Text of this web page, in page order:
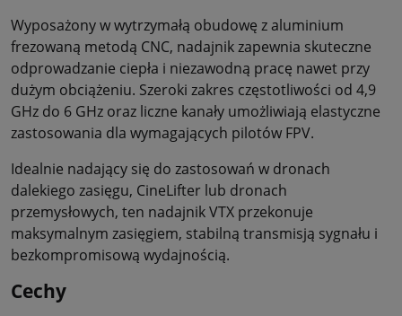
Wyposażony w wytrzymałą obudowę z aluminium
frezowaną metodą CNC, nadajnik zapewnia skuteczne
odprowadzanie ciepła i niezawodną pracę nawet przy
dużym obciążeniu. Szeroki zakres częstotliwości od 4,9
GHz do 6 GHz oraz liczne kanały umożliwiają elastyczne
zastosowania dla wymagających pilotów FPV.
Idealnie nadający się do zastosowań w dronach
dalekiego zasięgu, CineLifter lub dronach
przemysłowych, ten nadajnik VTX przekonuje
maksymalnym zasięgiem, stabilną transmisją sygnału i
bezkompromisową wydajnością.
Cechy